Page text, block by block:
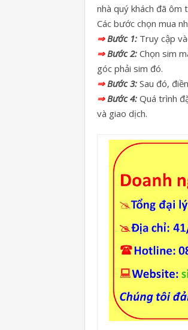
nhà quý khách đã ôm
Các bước chọn mua
⇒ Bước 1: Truy cập
⇒Bước 2: Chọn sim
góc phải sim đó.
⇒Bước 3: Sau đó,
⇒Bước 4: Quá trình
và giao dịch.